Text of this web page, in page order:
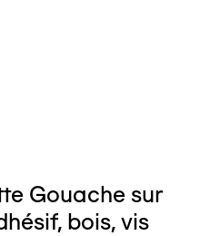
Gouache sur
bois, vis